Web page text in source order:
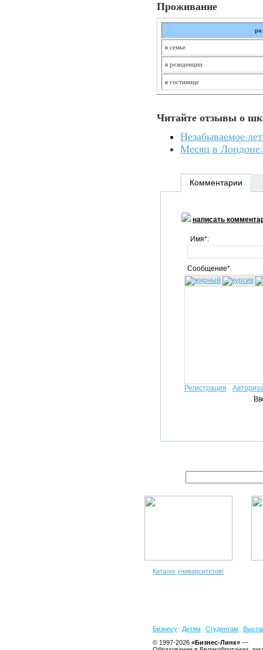
Проживание
в семье
в резиденции
в гостинице
Читайте отзывы о
Незабываемое
Месяц в
Комментарии
написать
Имя*:
Сообщение*
Регистрация
Каталог университетов!
Бизнесу Детям Студентам
© 1997-2026 «Бизнес-Линк» —